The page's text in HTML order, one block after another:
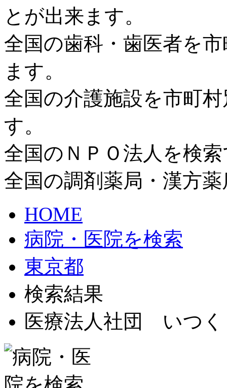
とが出来ます。
全国の歯科・歯医者を
ます。
全国の介護施設を市町
す。
全国のＮＰＯ法人を検
全国の調剤薬局・漢方
HOME
病院・医院を検索
東京都
検索結果
医療法人社団 いつ